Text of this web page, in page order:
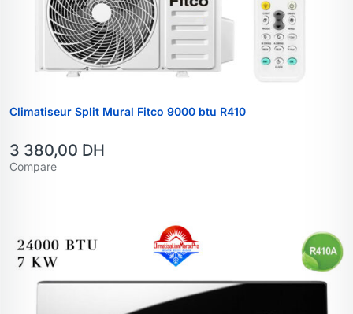
Climatiseur Split Mural Fitco 9000 btu R410
3 380,00 DH
Compare